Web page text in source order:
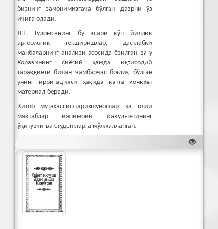
бизнинг замонимизгача бўлган даврни ўз
ичига олади.
Я.Ғ. Ғуломовнинг бу асари кўп йиллик
аргеологик текширишлар, дастлабки
манбаларнинг анализи асосида ёзилган ва у
Хоразмнинг сиёсий ҳамда иқтисодий
тараққиёти билан чамбарчас боғлиқ бўлган
унинг ирригацияси ҳақида катта конкрет
материал беради.
Китоб мутахассисғтарихшунослар ва олий
мактаблар ижтимоий факультетининг
ўқитувчи ва студентларга мўлжалланган.